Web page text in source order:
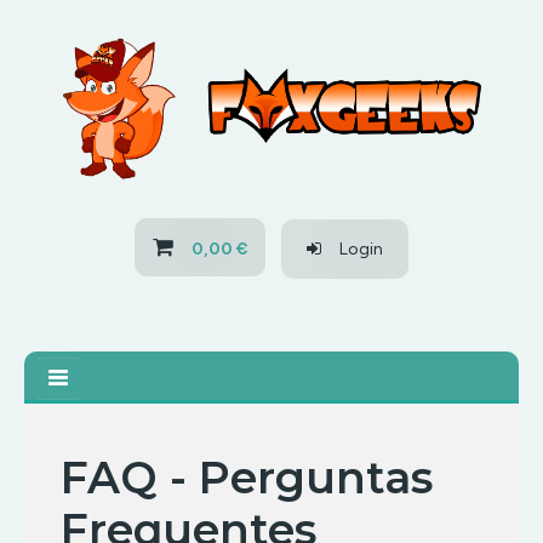
0,00 € Login
HOME
OFERTAS
XBOX ONE
OFERTAS
FAQ - Perguntas
Frequentes